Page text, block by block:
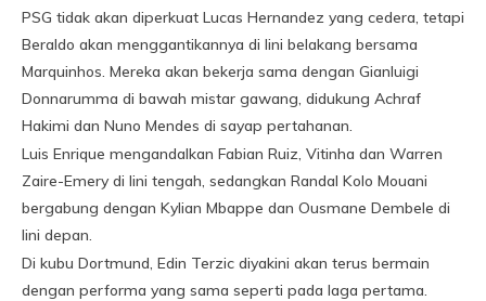
PSG tidak akan diperkuat Lucas Hernandez yang cedera, tetapi
Beraldo akan menggantikannya di lini belakang bersama
Marquinhos. Mereka akan bekerja sama dengan Gianluigi
Donnarumma di bawah mistar gawang, didukung Achraf
Hakimi dan Nuno Mendes di sayap pertahanan.
Luis Enrique mengandalkan Fabian Ruiz, Vitinha dan Warren
Zaire-Emery di lini tengah, sedangkan Randal Kolo Mouani
bergabung dengan Kylian Mbappe dan Ousmane Dembele di
lini depan.
Di kubu Dortmund, Edin Terzic diyakini akan terus bermain
dengan performa yang sama seperti pada laga pertama.